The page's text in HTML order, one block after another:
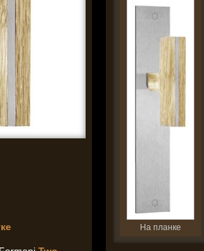
На планке